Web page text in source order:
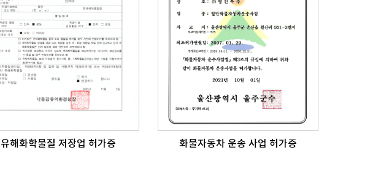
유해화학물질 저장업 허가증 화물자동차 운송 사업 허가증